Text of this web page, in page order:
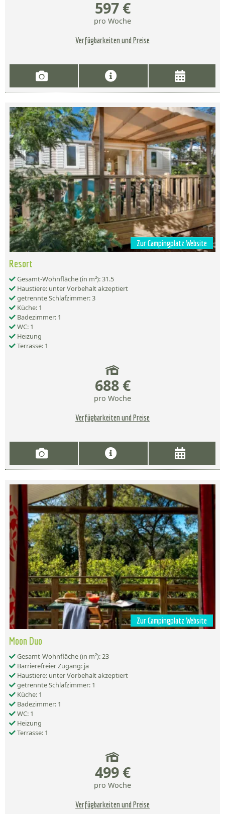
597 €
pro Woche
Verfügbarkeiten und Preise
Zur Campingplatz Website
Resort
Gesamt-Wohnfläche (in m²): 31.5
Haustiere: unter Vorbehalt akzeptiert
getrennte Schlafzimmer: 3
Küche: 1
Badezimmer: 1
WC: 1
Heizung
Terrasse: 1
688 €
pro Woche
Verfügbarkeiten und Preise
Zur Campingplatz Website
Moon Duo
Gesamt-Wohnfläche (in m²): 23
Barrierefreier Zugang: ja
Haustiere: unter Vorbehalt akzeptiert
getrennte Schlafzimmer: 1
Küche: 1
Badezimmer: 1
WC: 1
Heizung
Terrasse: 1
499 €
pro Woche
Verfügbarkeiten und Preise